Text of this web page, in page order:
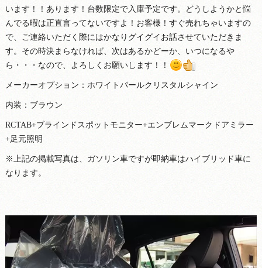
います！！あります！台数限定で入庫予定です。どうしようかと悩
んでる暇は正直言ってないですよ！お客様！すぐ売れちゃいますの
で、ご連絡いただく際にはかなりグイグイお話させていただきま
す。その時決まらなければ、次はあるかどーか、いつになるや
ら・・・なので、よろしくお願いします！！
メーカーオプション：ホワイトパールクリスタルシャイン
内装：ブラウン
RCTAB+ブラインドスポットモニター+エンブレムマークドアミラー
+足元照明
※上記の掲載写真は、ガソリン車ですが即納車はハイブリッド車に
なります。